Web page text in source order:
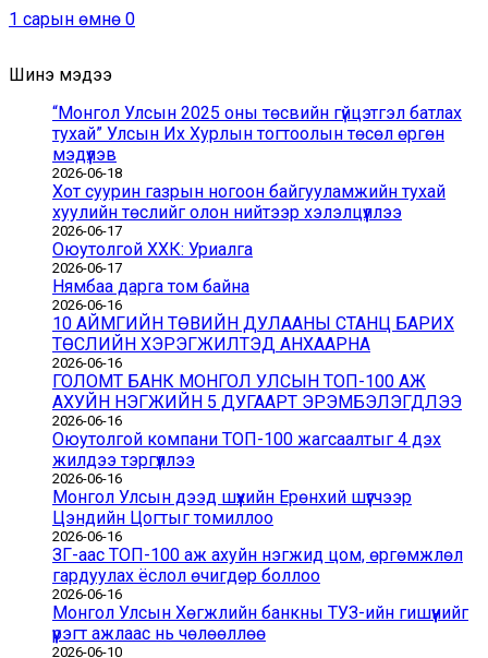
1 сарын өмнө 0
Шинэ мэдээ
“Монгол Улсын 2025 оны төсвийн гүйцэтгэл батлах
тухай” Улсын Их Хурлын тогтоолын төсөл өргөн
мэдүүлэв
2026-06-18
Хот суурин газрын ногоон байгууламжийн тухай
хуулийн төслийг олон нийтээр хэлэлцүүллээ
2026-06-17
Оюутолгой ХХК: Уриалга
2026-06-17
Нямбаа дарга том байна
2026-06-16
10 АЙМГИЙН ТӨВИЙН ДУЛААНЫ СТАНЦ БАРИХ
ТӨСЛИЙН ХЭРЭГЖИЛТЭД АНХААРНА
2026-06-16
ГОЛОМТ БАНК МОНГОЛ УЛСЫН ТОП-100 АЖ
АХУЙН НЭГЖИЙН 5 ДУГААРТ ЭРЭМБЭЛЭГДЛЭЭ
2026-06-16
Оюутолгой компани ТОП-100 жагсаалтыг 4 дэх
жилдээ тэргүүллээ
2026-06-16
Монгол Улсын дээд шүүхийн Ерөнхий шүүгчээр
Цэндийн Цогтыг томиллоо
2026-06-16
ЗГ-аас ТОП-100 аж ахуйн нэгжид цом, өргөмжлөл
гардуулах ёслол өчигдөр боллоо
2026-06-16
Монгол Улсын Хөгжлийн банкны ТУЗ-ийн гишүүнийг
үүрэгт ажлаас нь чөлөөллөө
2026-06-10